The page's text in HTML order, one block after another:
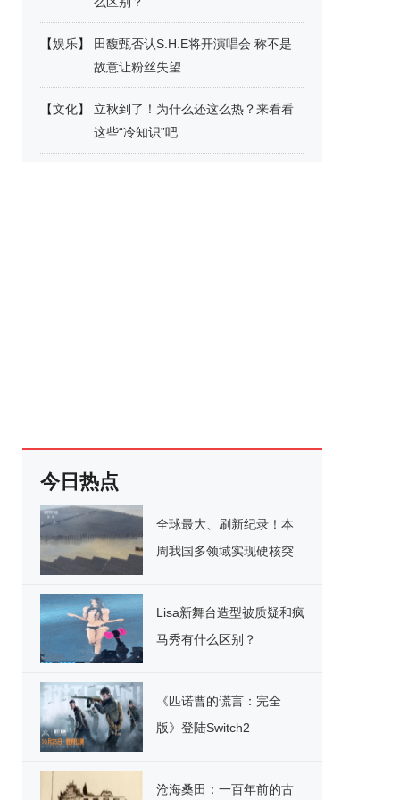
【娱乐】
田馥甄否认S.H.E将开演唱会 称不是
故意让粉丝失望
【文化】
立秋到了！为什么还这么热？来看看
这些“冷知识”吧
今日热点
全球最大、刷新纪录！本
周我国多领域实现硬核突
Lisa新舞台造型被质疑和疯
马秀有什么区别？
《匹诺曹的谎言：完全
版》登陆Switch2
沧海桑田：一百年前的古